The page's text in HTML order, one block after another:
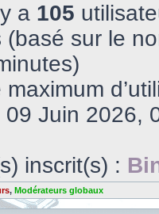
a 105
(basé sur le
maximum
09 Juin 2026,
inscrit(s) :
, Modérateurs globaux